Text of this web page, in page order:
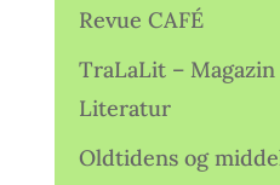
Revue CAFÉ
TraLaLit –
Literatur
Oldtidens og